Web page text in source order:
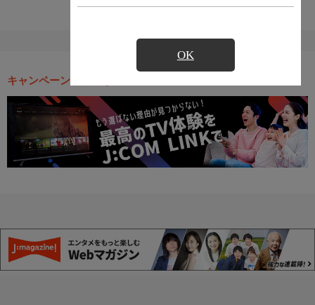
OK
キャンペーン・お得な情報